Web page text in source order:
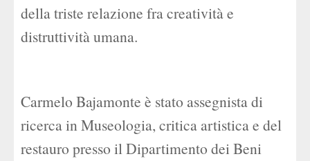
della triste relazione fra creatività e
distruttività umana.
Carmelo Bajamonte è stato assegnista di
ricerca in Museologia, critica artistica e del
restauro presso il Dipartimento dei Beni